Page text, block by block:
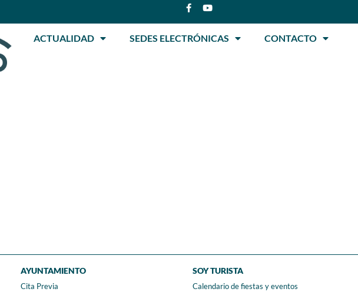
ACTUALIDAD SEDES ELECTRÓNICAS CONTACTO
AYUNTAMIENTO
Cita Previa
SOY TURISTA
Calendario de fiestas y eventos